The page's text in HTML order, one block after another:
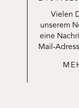
Vielen
unserem
eine
Mail-